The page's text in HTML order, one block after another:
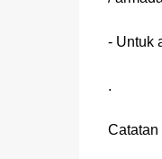
- Untuk
.
Catatan